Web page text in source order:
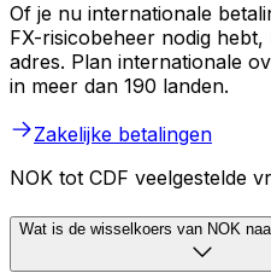
Of je nu internationale
FX-risicobeheer nodig
adres. Plan internationale
in meer dan 190 landen.
Zakelijke betalingen
NOK tot CDF veelgestelde
Wat is de wisselkoers van NOK